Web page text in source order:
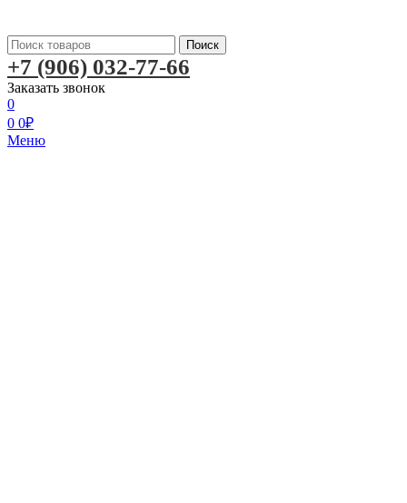
Поиск
+7 (906) 032-77-66
Заказать звонок
0
0 0₽
Меню